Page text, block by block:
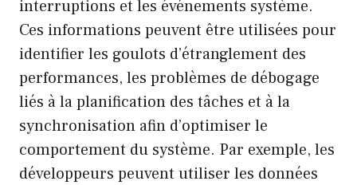
interruptions et les événements système.
Ces informations peuvent être utilisées pour
identifier les goulots d’étranglement des
performances, les problèmes de débogage
liés à la planification des tâches et à la
synchronisation afin d’optimiser le
comportement du système. Par exemple, les
développeurs peuvent utiliser les données